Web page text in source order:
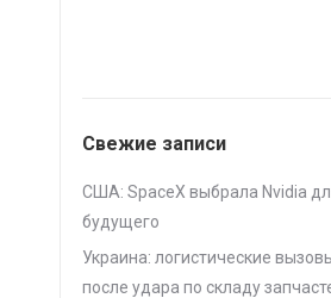
Свежие записи
США: SpaceX выбрала Nvidia
будущего
Украина: логистические
после удара по складу